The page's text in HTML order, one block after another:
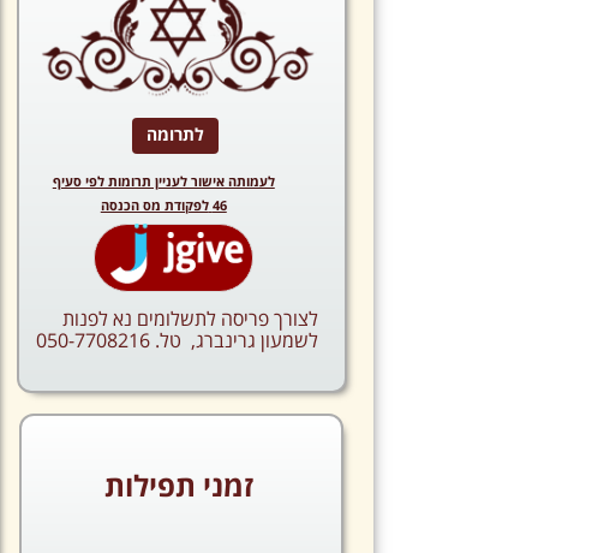
זמני תפילות
לעמותה אישור לעניין תרומות לפי סעיף
46 לפקודת מס הכנסה
לתרומה
לצורך פריסה לתשלומים נא לפנות
לשמעון גרינברג, טל. 050-7708216